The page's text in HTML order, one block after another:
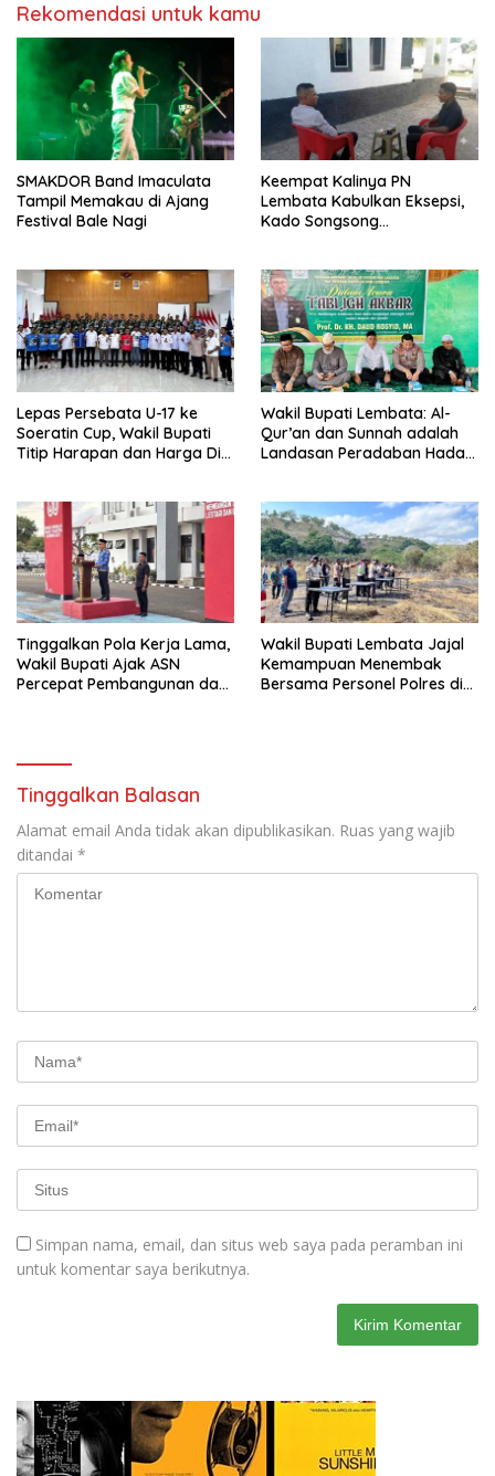
Rekomendasi untuk kamu
SMAKDOR Band Imaculata
Tampil Memakau di Ajang
Festival Bale Nagi
Keempat Kalinya PN
Lembata Kabulkan Eksepsi,
Kado Songsong
Lepas Persebata U-17 ke
Soeratin Cup, Wakil Bupati
Titip Harapan dan Harga Diri
Wakil Bupati Lembata: Al-
Qur’an dan Sunnah adalah
Landasan Peradaban Hadapi
Tinggalkan Pola Kerja Lama,
Wakil Bupati Ajak ASN
Percepat Pembangunan dan
Wakil Bupati Lembata Jajal
Kemampuan Menembak
Bersama Personel Polres di
Tinggalkan Balasan
Alamat email Anda tidak akan dipublikasikan. Ruas yang wajib
ditandai *
Simpan nama, email, dan situs web saya pada peramban ini
untuk komentar saya berikutnya.